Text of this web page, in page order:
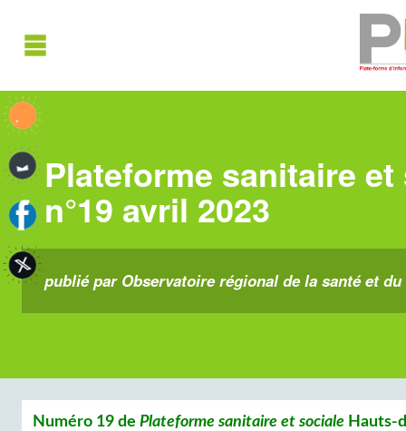
Plateforme sanitaire
n°19 avril 2023
publié par Observatoire régional de la santé et
Numéro 19 de Plateforme sanitaire et sociale Hauts-